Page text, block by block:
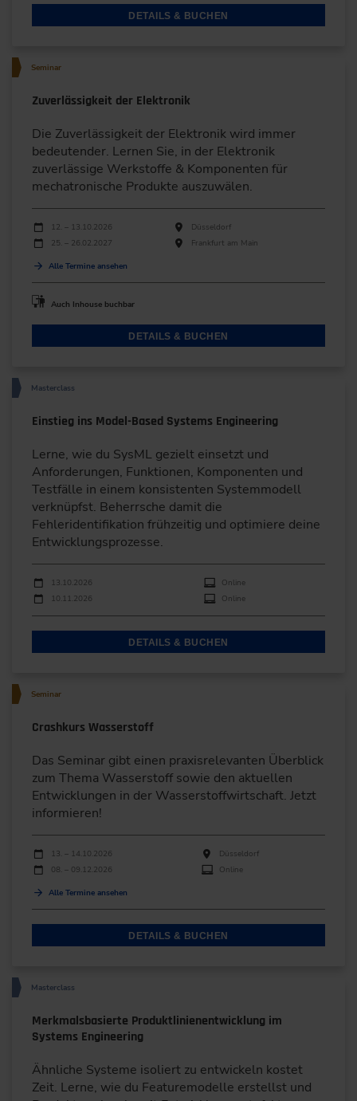
DETAILS & BUCHEN
Seminar
Zuverlässigkeit der Elektronik
Die Zuverlässigkeit der Elektronik wird immer
bedeutender. Lernen Sie, in der Elektronik
zuverlässige Werkstoffe & Komponenten für
mechatronische Produkte auszuwälen.
Durchführungen
Veranstaltungsdatum Veranstaltungsort
12. – 13.10.2026
Düsseldorf
25. – 26.02.2027
Frankfurt am Main
Alle Termine ansehen
Auch Inhouse buchbar
DETAILS & BUCHEN
Masterclass
Einstieg ins Model-Based Systems Engineering
Lerne, wie du SysML gezielt einsetzt und
Anforderungen, Funktionen, Komponenten und
Testfälle in einem konsistenten Systemmodell
verknüpfst. Beherrsche damit die
Fehleridentifikation frühzeitig und optimiere deine
Entwicklungsprozesse.
Durchführungen
Veranstaltungsdatum
13.10.2026
Online
10.11.2026
Online
DETAILS & BUCHEN
Seminar
Crashkurs Wasserstoff
Das Seminar gibt einen praxisrelevanten Überblick
zum Thema Wasserstoff sowie den aktuellen
Entwicklungen in der Wasserstoffwirtschaft. Jetzt
informieren!
Durchführungen
Veranstaltungsdatum
13. – 14.10.2026
Düsseldorf
08. – 09.12.2026
Online
Alle Termine ansehen
DETAILS & BUCHEN
Masterclass
Merkmalsbasierte Produktlinienentwicklung im
Systems Engineering
Ähnliche Systeme isoliert zu entwickeln kostet
Zeit. Lerne, wie du Featuremodelle erstellst und